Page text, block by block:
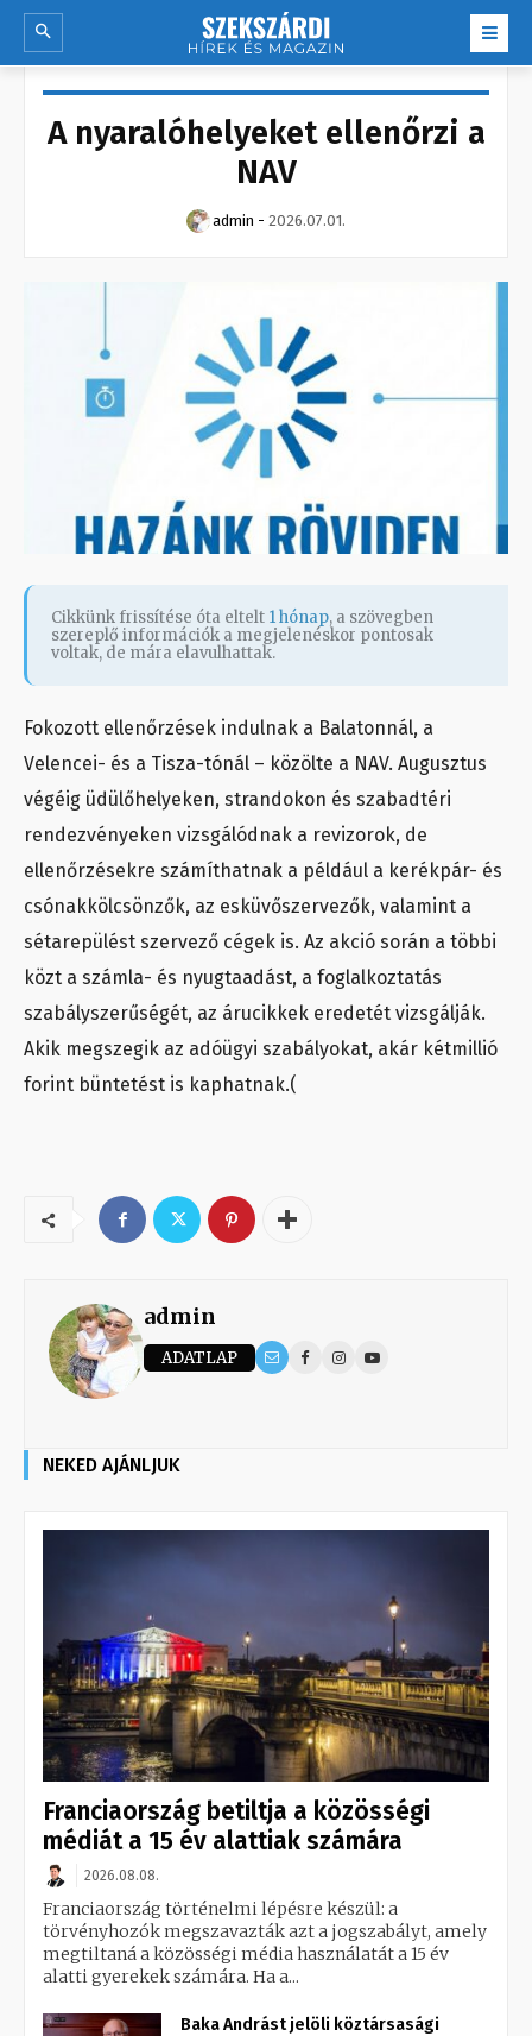
A nyaralóhelyeket ellenőrzi a
NAV
admin - 2026.07.01.
Cikkünk frissítése óta eltelt 1 hónap, a szövegben
szereplő információk a megjelenéskor pontosak
voltak, de mára elavulhattak.
Fokozott ellenőrzések indulnak a Balatonnál, a
Velencei- és a Tisza-tónál – közölte a NAV. Augusztus
végéig üdülőhelyeken, strandokon és szabadtéri
rendezvényeken vizsgálódnak a revizorok, de
ellenőrzésekre számíthatnak a például a kerékpár- és
csónakkölcsönzők, az esküvőszervezők, valamint a
sétarepülést szervező cégek is. Az akció során a többi
közt a számla- és nyugtaadást, a foglalkoztatás
szabályszerűségét, az árucikkek eredetét vizsgálják.
Akik megszegik az adóügyi szabályokat, akár kétmillió
forint büntetést is kaphatnak.(
admin
ADATLAP
NEKED AJÁNLJUK
Franciaország betiltja a közösségi
médiát a 15 év alattiak számára
2026.08.08.
Franciaország történelmi lépésre készül: a
törvényhozók megszavazták azt a jogszabályt, amely
megtiltaná a közösségi média használatát a 15 év
alatti gyerekek számára. Ha a...
Baka Andrást jelöli köztársasági